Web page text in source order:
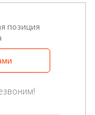
позиция